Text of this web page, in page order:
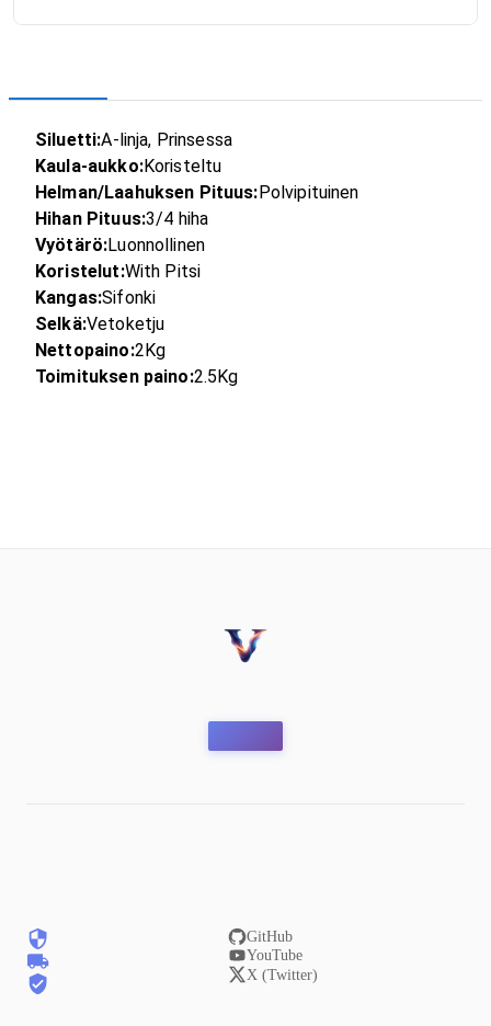
Siluetti:A-linja, Prinsessa
Kaula-aukko:Koristeltu
Helman/Laahuksen Pituus:Polvipituinen
Hihan Pituus:3/4 hiha
Vyötärö:Luonnollinen
Koristelut:With Pitsi
Kangas:Sifonki
Selkä:Vetoketju
Nettopaino:2Kg
Toimituksen paino:2.5Kg
GitHub
YouTube
X (Twitter)